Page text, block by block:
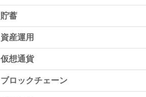
貯蓄
資産運用
仮想通貨
ブロックチェーン